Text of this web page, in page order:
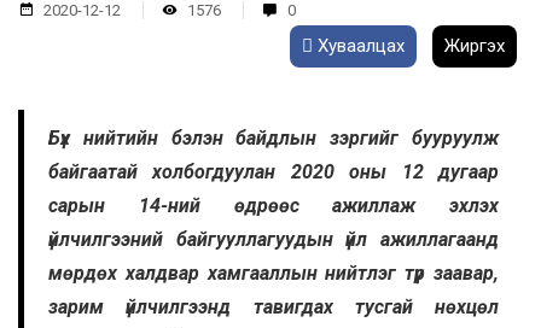
2020-12-12 1576 0
Хуваалцах Жиргэх
Бүх нийтийн бэлэн байдлын зэргийг бууруулж
байгаатай холбогдуулан 2020 оны 12 дугаар
сарын 14-ний өдрөөс ажиллаж эхлэх
үйлчилгээний байгууллагуудын үйл ажиллагаанд
мөрдөх халдвар хамгааллын нийтлэг түр заавар,
зарим үйлчилгээнд тавигдах тусгай нөхцөл